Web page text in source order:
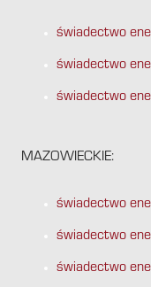
świadectwo
świadectwo
świadectwo
MAZOWIECKIE:
świadectwo
świadectwo
świadectwo